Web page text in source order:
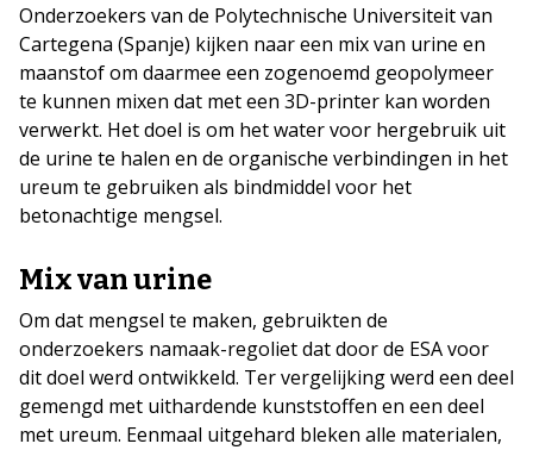
Onderzoekers van de Polytechnische Universiteit van
Cartegena (Spanje) kijken naar een mix van urine en
maanstof om daarmee een zogenoemd geopolymeer
te kunnen mixen dat met een 3D-printer kan worden
verwerkt. Het doel is om het water voor hergebruik uit
de urine te halen en de organische verbindingen in het
ureum te gebruiken als bindmiddel voor het
betonachtige mengsel.
Mix van urine
Om dat mengsel te maken, gebruikten de
onderzoekers namaak-regoliet dat door de ESA voor
dit doel werd ontwikkeld. Ter vergelijking werd een deel
gemengd met uithardende kunststoffen en een deel
met ureum. Eenmaal uitgehard bleken alle materialen,